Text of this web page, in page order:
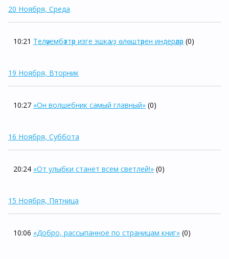
20 Ноября, Среда
10:21 Теләүембәттәр изге эшкә үҙ өлөштәрен индерәләр (0)
19 Ноября, Вторник
10:27 «Он волшебник самый главный» (0)
16 Ноября, Суббота
20:24 «От улыбки станет всем светлей!» (0)
15 Ноября, Пятница
10:06 «Добро, рассыпанное по страницам книг» (0)